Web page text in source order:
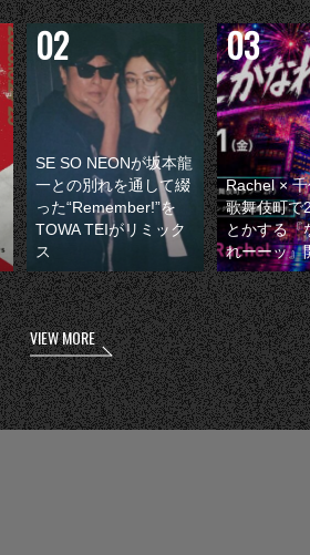
SE SO NEONが坂本龍
一との別れを通して綴
った“Remember!”を
TOWA TEIがリミック
ス
Rachel ×
歌舞伎町で
とかする『
れーーッ』
VIEW MORE